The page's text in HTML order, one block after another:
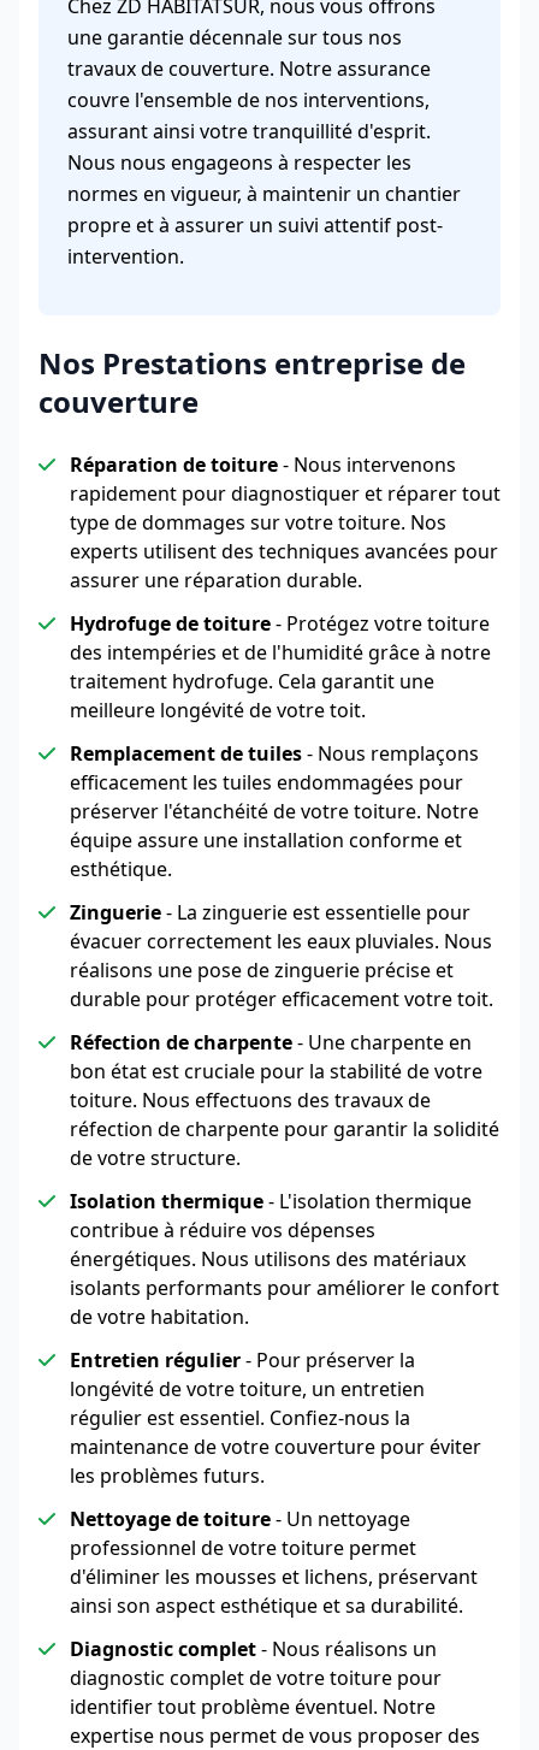
Chez ZD HABITATSUR, nous vous offrons
une garantie décennale sur tous nos
travaux de couverture. Notre assurance
couvre l'ensemble de nos interventions,
assurant ainsi votre tranquillité d'esprit.
Nous nous engageons à respecter les
normes en vigueur, à maintenir un chantier
propre et à assurer un suivi attentif post-
intervention.
Nos Prestations entreprise de
couverture
Réparation de toiture- Nous intervenons
rapidement pour diagnostiquer et réparer tout
type de dommages sur votre toiture. Nos
experts utilisent des techniques avancées pour
assurer une réparation durable.
Hydrofuge de toiture- Protégez votre toiture
des intempéries et de l'humidité grâce à notre
traitement hydrofuge. Cela garantit une
meilleure longévité de votre toit.
Remplacement de tuiles- Nous remplaçons
efficacement les tuiles endommagées pour
préserver l'étanchéité de votre toiture. Notre
équipe assure une installation conforme et
esthétique.
Zinguerie- La zinguerie est essentielle pour
évacuer correctement les eaux pluviales. Nous
réalisons une pose de zinguerie précise et
durable pour protéger efficacement votre toit.
Réfection de charpente- Une charpente en
bon état est cruciale pour la stabilité de votre
toiture. Nous effectuons des travaux de
réfection de charpente pour garantir la solidité
de votre structure.
Isolation thermique- L'isolation thermique
contribue à réduire vos dépenses
énergétiques. Nous utilisons des matériaux
isolants performants pour améliorer le confort
de votre habitation.
Entretien régulier- Pour préserver la
longévité de votre toiture, un entretien
régulier est essentiel. Confiez-nous la
maintenance de votre couverture pour éviter
les problèmes futurs.
Nettoyage de toiture- Un nettoyage
professionnel de votre toiture permet
d'éliminer les mousses et lichens, préservant
ainsi son aspect esthétique et sa durabilité.
Diagnostic complet- Nous réalisons un
diagnostic complet de votre toiture pour
identifier tout problème éventuel. Notre
expertise nous permet de vous proposer des